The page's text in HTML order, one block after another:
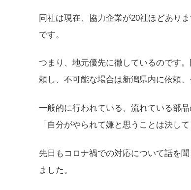
同社は現在、協力企業が20社ほどあり
です。
つまり、地元優先に徹しているのです
頼し、不可能な場合は新潟県内に依頼
一般的に行われている、流れている部
「自分がやられて嫌と思うことは決し
先日もコロナ禍での対応について話を
ました。